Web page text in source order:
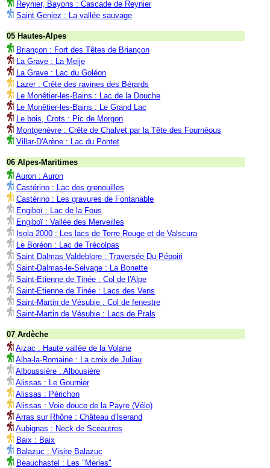
Reynier, Bayons : Cascade de Reynier
Saint Geniez : La vallée sauvage
05 Hautes-Alpes
Briançon : Fort des Têtes de Briançon
La Grave : La Meije
La Grave : Lac du Goléon
Lazer : Crête des ravines des Bérards
Le Monêtier-les-Bains : Lac de la Douche
Le Monêtier-les-Bains : Le Grand Lac
Le bois, Crots : Pic de Morgon
Montgenèvre : Crête de Chalvet par la Tête des Fournéous
Villar-D'Arène : Lac du Pontet
06 Alpes-Maritimes
Auron : Auron
Castérino : Lac des grenouilles
Castérino : Les gravures de Fontanable
Engiboï : Lac de la Fous
Engiboï : Vallée des Merveilles
Isola 2000 : Les lacs de Terre Rouge et de Valscura
Le Boréon : Lac de Trécolpas
Saint Dalmas Valdeblore : Traversée Du Pépoiri
Saint-Dalmas-le-Selvage : La Bonette
Saint-Etienne de Tinée : Col de l'Alpe
Saint-Etienne de Tinée : Lacs des Vens
Saint-Martin de Vésubie : Col de fenestre
Saint-Martin de Vésubie : Lacs de Prals
07 Ardèche
Aizac : Haute vallée de la Volane
Alba-la-Romaine : La croix de Juliau
Alboussière : Albousière
Alissas : Le Gournier
Alissas : Périchon
Alissas : Voie douce de la Payre (Vélo)
Arras sur Rhône : Château d'Iserand
Aubignas : Neck de Sceautres
Baix : Baix
Balazuc : Visite Balazuc
Beauchastel : Les "Merles"